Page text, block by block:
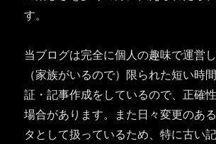
す。
当ブログは完全に個人の趣味で運営し
（家族がいるので）限られた短い時
証・記事作成をしているので、正確
場合があります。また日々変更のあ
タとして扱っているため、特に古い